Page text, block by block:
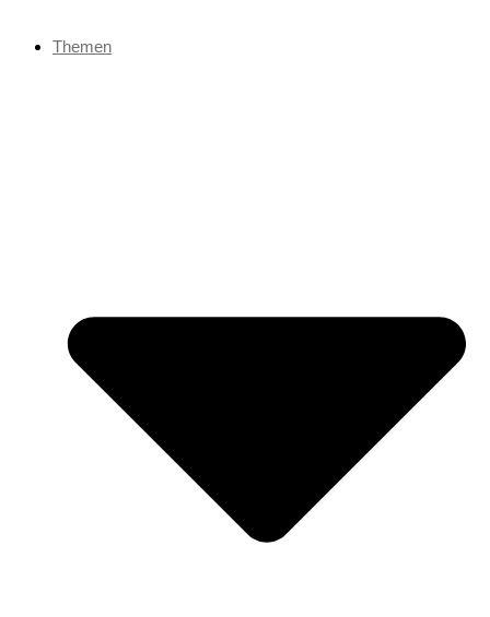
Themen